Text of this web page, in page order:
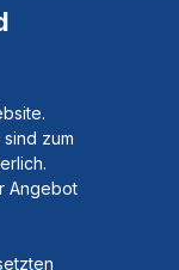
zum
Angebot